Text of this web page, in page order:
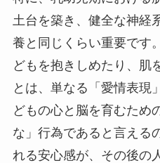
土台を築き、健全な神経
養と同じくらい重要です
どもを抱きしめたり、肌
とは、単なる「愛情表現
どもの心と脳を育むため
な」行為であると言える
れる安心感が、その後の